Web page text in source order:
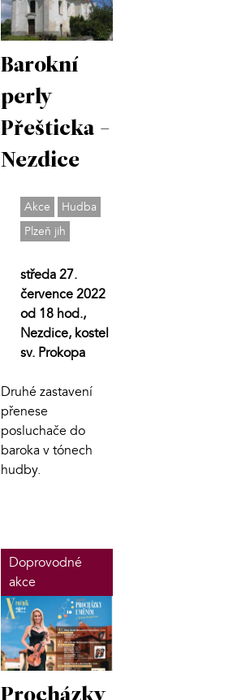
Barokní
perly
Přešticka -
Nezdice
Akce
Hudba
Plzeň jih
středa 27.
července 2022
od 18 hod.,
Nezdice, kostel
sv. Prokopa
Druhé zastavení
přenese
posluchače do
baroka v tónech
hudby.
Doprovodné
akce